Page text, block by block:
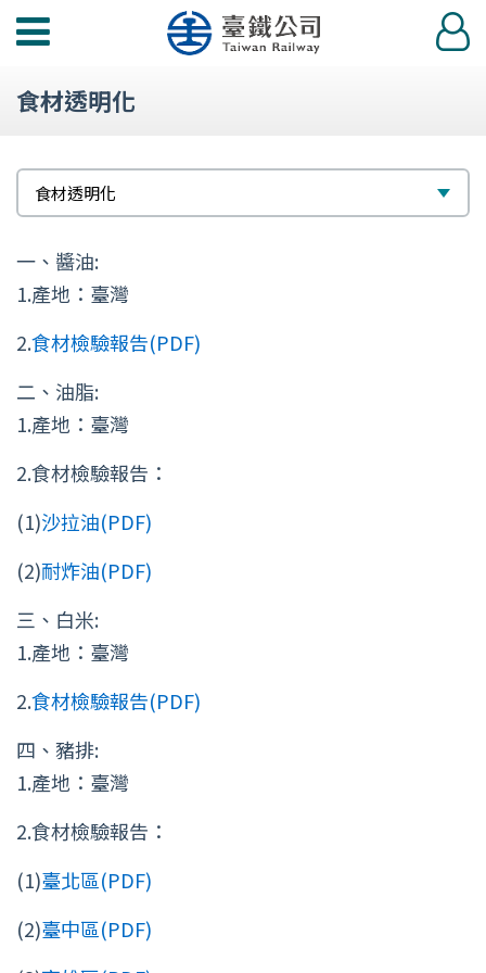
功
選
登
入
食材透明化
食材透明化
一、醬油:
1.產地：臺灣
2.食材檢驗報告(PDF)
二、油脂:
1.產地：臺灣
2.食材檢驗報告：
(1)沙拉油(PDF)
(2)耐炸油(PDF)
三、白米:
1.產地：臺灣
2.食材檢驗報告(PDF)
四、豬排:
1.產地：臺灣
2.食材檢驗報告：
(1)臺北區(PDF)
(2)臺中區(PDF)